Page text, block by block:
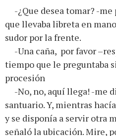
-¿Que desea tomar? -
que llevaba libreta en
sudor por la frente.
-Una caña, por favor
tiempo que le preguntaba
procesión
-No, no, aquí llega! -me
santuario. Y, mientras
y se disponía a servir otra
señaló la ubicación. Mire,